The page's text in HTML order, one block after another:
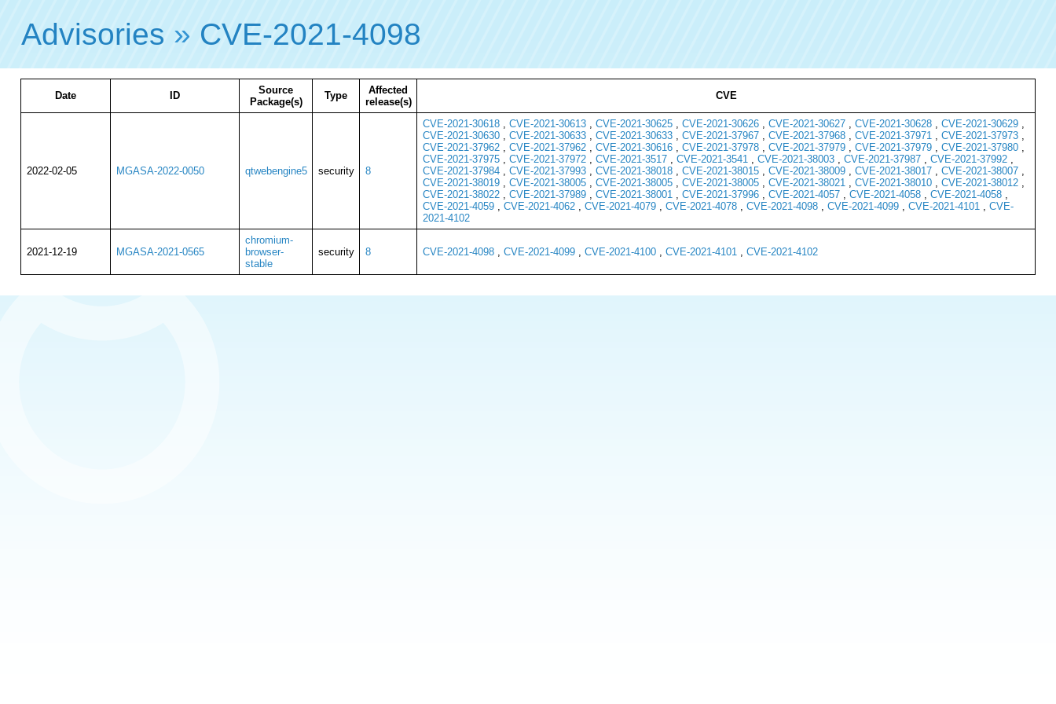
Advisories » CVE-2021-4098
Date ID
Source
Package(s)
Type
Affected
release(s)
CVE
2022-02-05 MGASA-2022-0050 qtwebengine5 security 8
CVE-2021-30618, CVE-2021-30613, CVE-2021-30625, CVE-2021-30626, CVE-2021-30627, CVE-2021-30628, CVE-2021-30629,
CVE-2021-30630, CVE-2021-30633, CVE-2021-30633, CVE-2021-37967, CVE-2021-37968, CVE-2021-37971, CVE-2021-37973,
CVE-2021-37962, CVE-2021-37962, CVE-2021-30616, CVE-2021-37978, CVE-2021-37979, CVE-2021-37979, CVE-2021-37980,
CVE-2021-37975, CVE-2021-37972, CVE-2021-3517, CVE-2021-3541, CVE-2021-38003, CVE-2021-37987, CVE-2021-37992,
CVE-2021-37984, CVE-2021-37993, CVE-2021-38018, CVE-2021-38015, CVE-2021-38009, CVE-2021-38017, CVE-2021-38007,
CVE-2021-38019, CVE-2021-38005, CVE-2021-38005, CVE-2021-38005, CVE-2021-38021, CVE-2021-38010, CVE-2021-38012,
CVE-2021-38022, CVE-2021-37989, CVE-2021-38001, CVE-2021-37996, CVE-2021-4057, CVE-2021-4058, CVE-2021-4058,
CVE-2021-4059, CVE-2021-4062, CVE-2021-4079, CVE-2021-4078, CVE-2021-4098, CVE-2021-4099, CVE-2021-4101, CVE-
2021-4102
2021-12-19 MGASA-2021-0565
chromium-
browser-
stable
security 8 CVE-2021-4098, CVE-2021-4099, CVE-2021-4100, CVE-2021-4101, CVE-2021-4102